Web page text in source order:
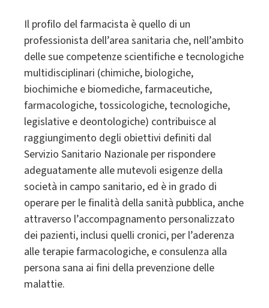
Il profilo del farmacista è quello di un
professionista dell’area sanitaria che, nell’ambito
delle sue competenze scientifiche e tecnologiche
multidisciplinari (chimiche, biologiche,
biochimiche e biomediche, farmaceutiche,
farmacologiche, tossicologiche, tecnologiche,
legislative e deontologiche) contribuisce al
raggiungimento degli obiettivi definiti dal
Servizio Sanitario Nazionale per rispondere
adeguatamente alle mutevoli esigenze della
società in campo sanitario, ed è in grado di
operare per le finalità della sanità pubblica, anche
attraverso l’accompagnamento personalizzato
dei pazienti, inclusi quelli cronici, per l’aderenza
alle terapie farmacologiche, e consulenza alla
persona sana ai fini della prevenzione delle
malattie.